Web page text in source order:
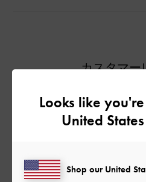
カスタマー
Let us know
Looks like
United
Shop our United